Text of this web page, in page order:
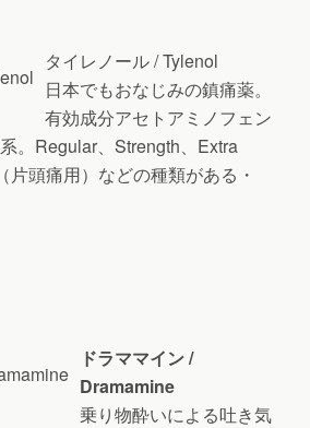
タイレノール / Tylenol
日本でもおなじみの鎮痛薬。
有効成分アセトアミノフェン
。Regular、Strength、Extra
片頭痛用）などの種類がある・
ドラママイン /
Dramamine
乗り物酔いによる吐き気